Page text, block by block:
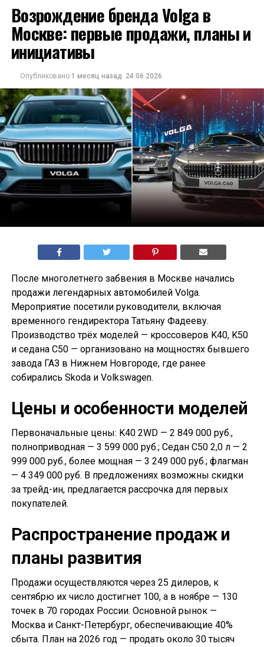
Возрождение бренда Volga в
Москве: первые продажи, планы и
инициативы
Опубликовано 1 месяц назад 24.06.2026
После многолетнего забвения в Москве начались
продажи легендарных автомобилей Volga.
Мероприятие посетили руководители, включая
временного гендиректора Татьяну Фадееву.
Производство трёх моделей — кроссоверов K40, K50
и седана С50 — организовано на мощностях бывшего
завода ГАЗ в Нижнем Новгороде, где ранее
собирались Skoda и Volkswagen.
Цены и особенности моделей
Первоначальные цены: K40 2WD — 2 849 000 руб.,
полноприводная — 3 599 000 руб.; Седан С50 2,0 л — 2
999 000 руб., более мощная — 3 249 000 руб.; флагман
— 4 349 000 руб. В предложениях возможны скидки
за трейд-ин, предлагается рассрочка для первых
покупателей.
Распространение продаж и
планы развития
Продажи осуществляются через 25 дилеров, к
сентябрю их число достигнет 100, а в ноябре — 130
точек в 70 городах России. Основной рынок —
Москва и Санкт-Петербург, обеспечивающие 40%
сбыта. План на 2026 год — продать около 30 тысяч